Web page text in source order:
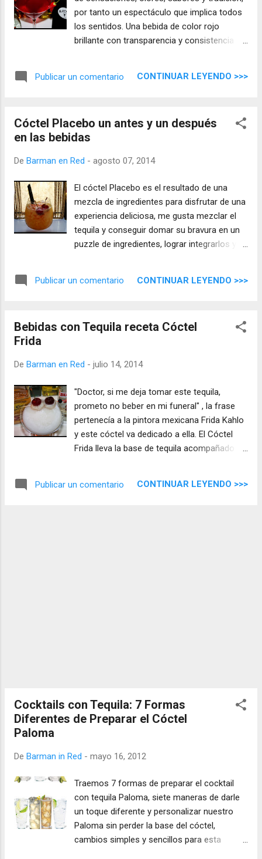
por tanto un espectáculo que implica todos
los sentidos. Una bebida de color rojo
brillante con transparencia y consistencia
entre picante y dulce, agradable y mordaz
Publicar un comentario CONTINUAR LEYENDO >>>
Cóctel Placebo un antes y un después
en las bebidas
De Barman en Red - agosto 07, 2014
El cóctel Placebo es el resultado de una
mezcla de ingredientes para disfrutar de una
experiencia deliciosa, me gusta mezclar el
tequila y conseguir domar su bravura en un
puzzle de ingredientes, lograr integrarlos y
cóctel Placebo es una joya líquida` ...
Publicar un comentario CONTINUAR LEYENDO >>>
Bebidas con Tequila receta Cóctel
Frida
De Barman en Red - julio 14, 2014
"Doctor, si me deja tomar este tequila,
prometo no beber en mi funeral" , la frase
pertenecía a la pintora mexicana Frida Kahlo
y este cóctel va dedicado a ella. El Cóctel
Frida lleva la base de tequila acompañado
dos destilados diferentes, pero como yo no
Publicar un comentario CONTINUAR LEYENDO >>>
Cocktails con Tequila: 7 Formas
Diferentes de Preparar el Cóctel
Paloma
De Barman in Red - mayo 16, 2012
Traemos 7 formas de preparar el cocktail
con tequila Paloma, siete maneras de darle
un toque diferente y personalizar nuestro
Paloma sin perder la base del cóctel,
cambios simples y sencillos para esta